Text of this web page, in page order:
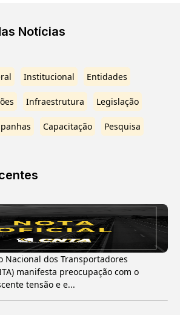
Notícias
Institucional Entidades
Infraestrutura Legislação
Capacitação Pesquisa
Nacional dos Transportadores
manifesta preocupação com o
tensão e e...